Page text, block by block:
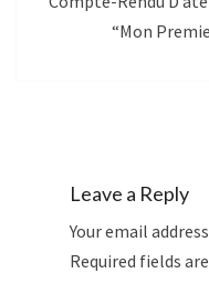
“mon
Leave a Reply
Your email
Required fields